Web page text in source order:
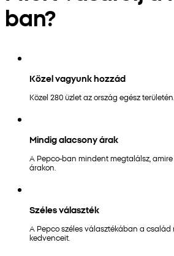
ban?
Közel vagyunk hozzád
Közel 280 üzlet az ország egész területén.
Mindig alacsony árak
A Pepco-ban mindent megtalálsz,
árakon.
Széles választék
A Pepco széles választékában a
kedvenceit.